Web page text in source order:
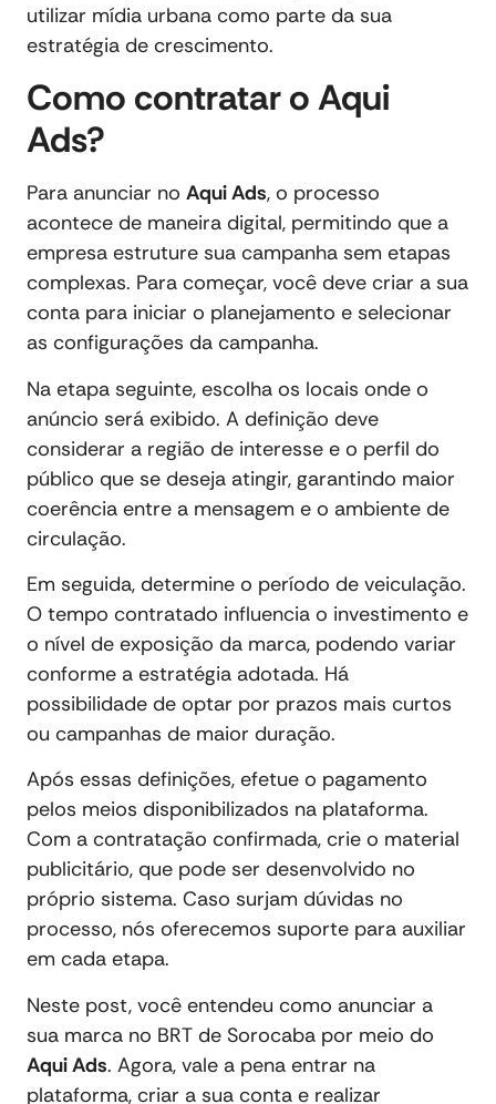
utilizar mídia urbana como parte da sua
estratégia de crescimento.
Como contratar o Aqui
Ads?
Para anunciar no Aqui Ads, o processo
acontece de maneira digital, permitindo que a
empresa estruture sua campanha sem etapas
complexas. Para começar, você deve criar a sua
conta para iniciar o planejamento e selecionar
as configurações da campanha.
Na etapa seguinte, escolha os locais onde o
anúncio será exibido. A definição deve
considerar a região de interesse e o perfil do
público que se deseja atingir, garantindo maior
coerência entre a mensagem e o ambiente de
circulação.
Em seguida, determine o período de veiculação.
O tempo contratado influencia o investimento e
o nível de exposição da marca, podendo variar
conforme a estratégia adotada. Há
possibilidade de optar por prazos mais curtos
ou campanhas de maior duração.
Após essas definições, efetue o pagamento
pelos meios disponibilizados na plataforma.
Com a contratação confirmada, crie o material
publicitário, que pode ser desenvolvido no
próprio sistema. Caso surjam dúvidas no
processo, nós oferecemos suporte para auxiliar
em cada etapa.
Neste post, você entendeu como anunciar a
sua marca no BRT de Sorocaba por meio do
Aqui Ads. Agora, vale a pena entrar na
plataforma, criar a sua conta e realizar